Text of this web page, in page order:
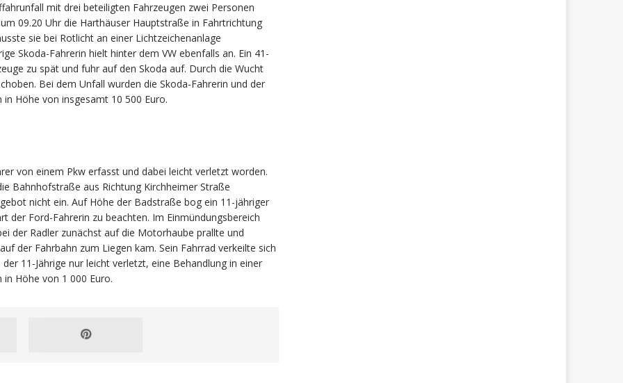
mit drei beteiligten Fahrzeugen zwei Personen
09.20 Uhr die Harthäuser Hauptstraße in Fahrtrichtung
sie bei Rotlicht an einer Lichtzeichenanlage
Skoda-Fahrerin hielt hinter dem VW ebenfalls an. Ein 41-
zu spät und fuhr auf den Skoda auf. Durch die Wucht
Bei dem Unfall wurden die Skoda-Fahrerin und der
Höhe von insgesamt 10 500 Euro.
von einem Pkw erfasst und dabei leicht verletzt worden.
Bahnhofstraße aus Richtung Kirchheimer Straße
nicht ein. Auf Höhe der Badstraße bog ein 11-jähriger
der Ford-Fahrerin zu beachten. Im Einmündungsbereich
der Radler zunächst auf die Motorhaube prallte und
der Fahrbahn zum Liegen kam. Sein Fahrrad verkeilte sich
11-Jährige nur leicht verletzt, eine Behandlung in einer
Höhe von 1 000 Euro.